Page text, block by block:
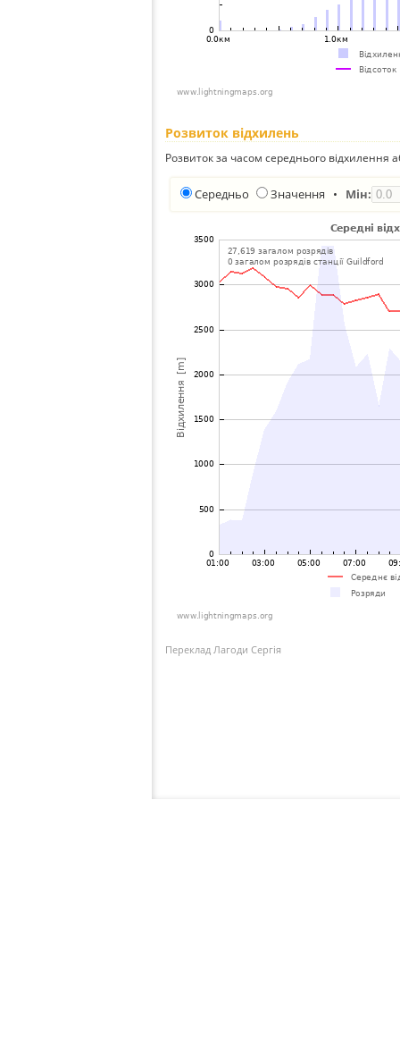
Розвиток відхилень
Розвиток за часом середнього відхилення
Середньо Значення • Мін:
Переклад Лагоди Сергія